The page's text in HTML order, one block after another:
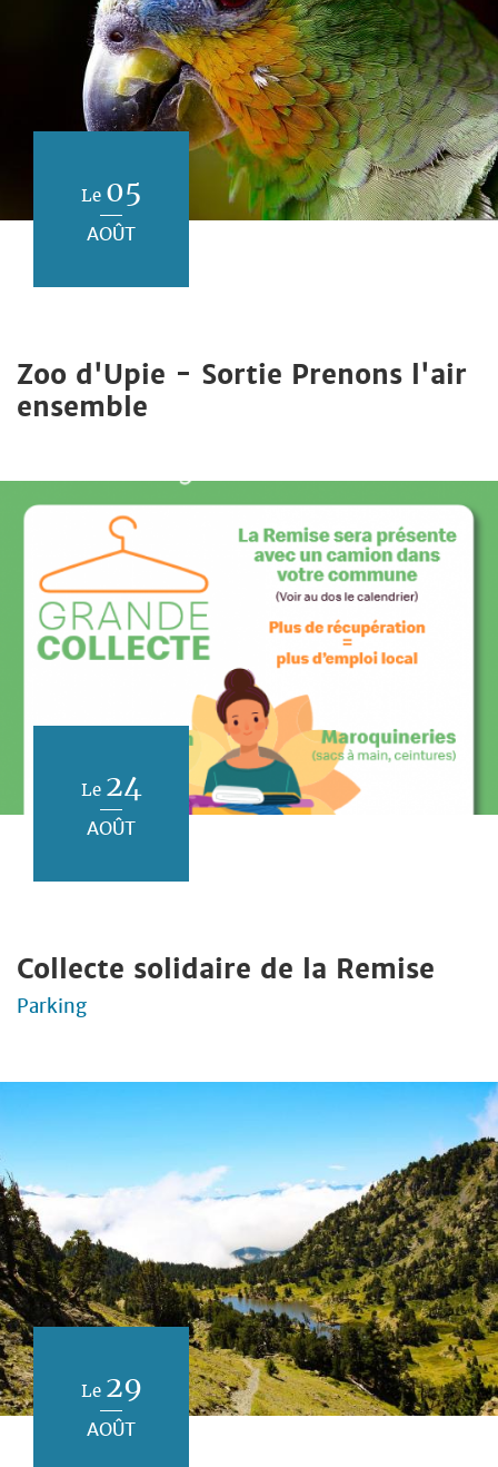
Le 05
AOÛT
Zoo d'Upie - Sortie Prenons l'air
ensemble
Le 24
AOÛT
Collecte solidaire de la Remise
Parking
Le 29
AOÛT